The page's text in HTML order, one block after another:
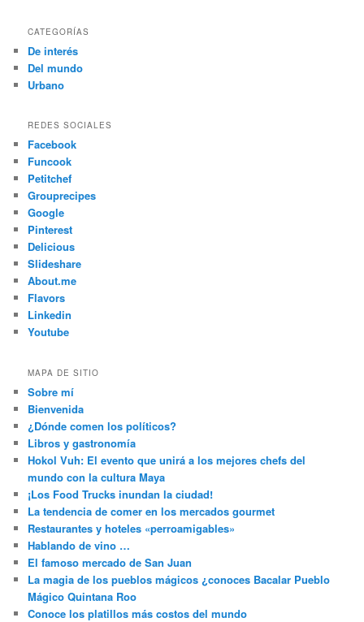
CATEGORÍAS
De interés
Del mundo
Urbano
REDES SOCIALES
Facebook
Funcook
Petitchef
Grouprecipes
Google
Pinterest
Delicious
Slideshare
About.me
Flavors
Linkedin
Youtube
MAPA DE SITIO
Sobre mí
Bienvenida
¿Dónde comen los políticos?
Libros y gastronomía
Hokol Vuh: El evento que unirá a los mejores chefs del
mundo con la cultura Maya
¡Los Food Trucks inundan la ciudad!
La tendencia de comer en los mercados gourmet
Restaurantes y hoteles «perroamigables»
Hablando de vino …
El famoso mercado de San Juan
La magia de los pueblos mágicos ¿conoces Bacalar Pueblo
Mágico Quintana Roo
Conoce los platillos más costos del mundo